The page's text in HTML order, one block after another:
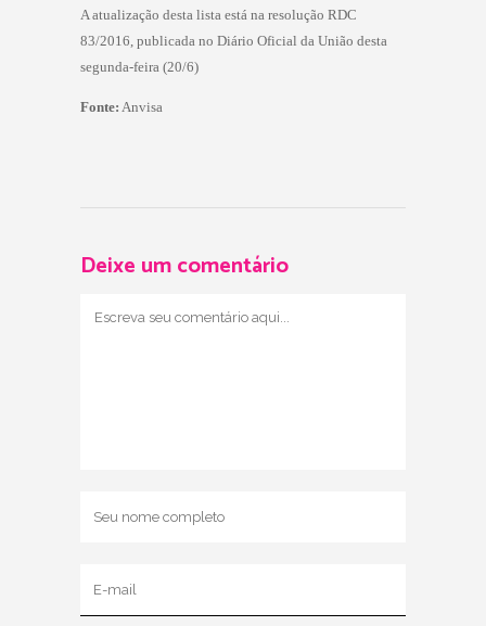
A atualização desta lista está na resolução RDC
83/2016, publicada no Diário Oficial da União desta
segunda-feira (20/6)
Fonte: Anvisa
Deixe um comentário